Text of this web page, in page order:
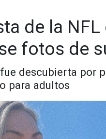
de la
fotos de
descubierta por
para adultos